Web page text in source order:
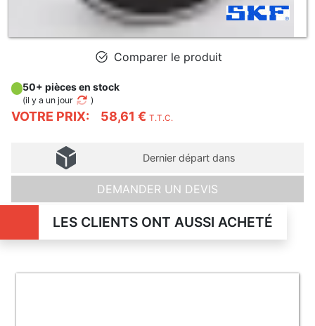
Comparer le produit
VOTRE PRIX: 58,61 € T.T.C.
50+ pièces en stock
(il y a un jour )
Dernier départ dans
DEMANDER UN DEVIS
LES CLIENTS ONT AUSSI ACHETÉ